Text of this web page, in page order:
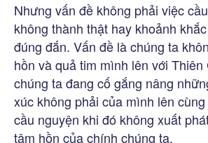
Nhưng vấn đề không phải việc
không thành thật hay khoảnh
đúng đắn. Vấn đề là chúng ta
hồn và quả tim mình lên với Thiên
chúng ta đang cố gắng nâng
xúc không phải của mình lên
cầu nguyện khi đó không xuất
tâm hồn của chính chúng ta.